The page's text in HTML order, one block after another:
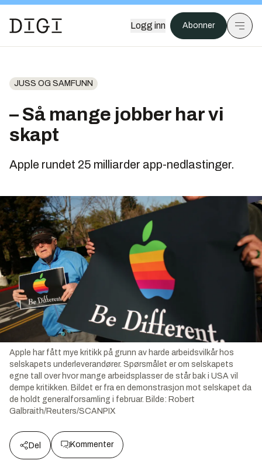
Logg inn Abonner
JUSS OG SAMFUNN
– Så mange jobber har vi
skapt
Apple rundet 25 milliarder app-nedlastinger.
Apple har fått mye kritikk på grunn av harde arbeidsvilkår hos
selskapets underleverandører. Spørsmålet er om selskapets
egne tall over hvor mange arbeidsplasser de står bak i USA vil
dempe kritikken. Bildet er fra en demonstrasjon mot selskapet da
de holdt generalforsamling i februar. Bilde: Robert
Galbraith/Reuters/SCANPIX
Del Kommenter